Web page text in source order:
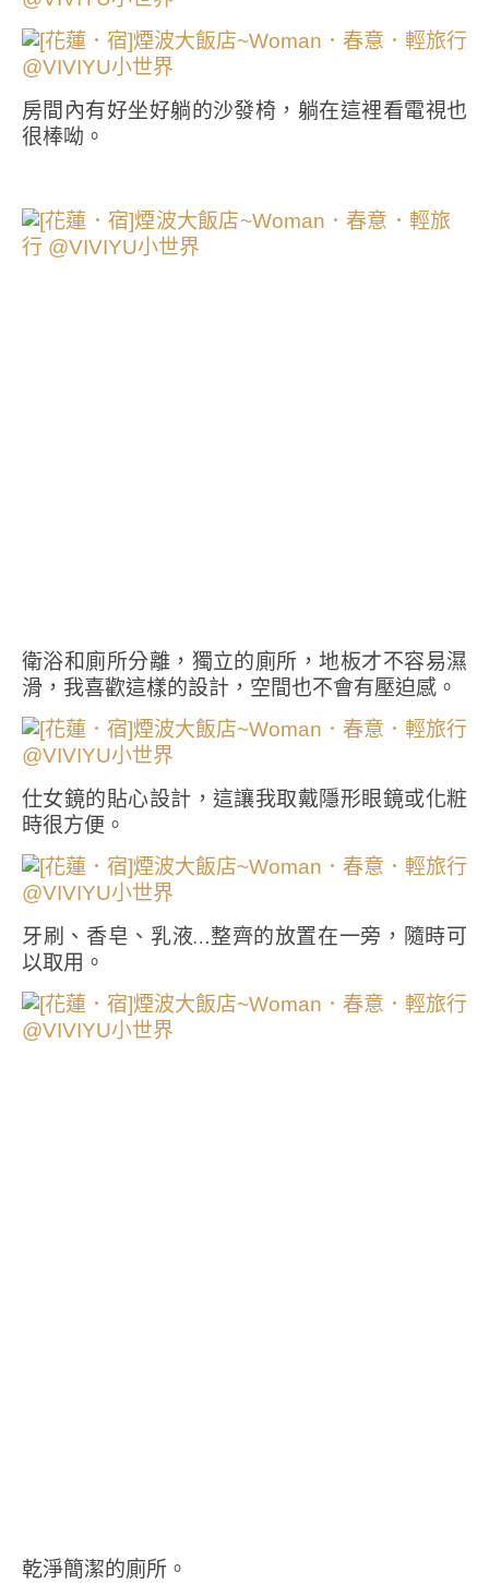
房間內有好坐好躺的沙發椅，躺在這裡看電視也
很棒呦。
衛浴和廁所分離，獨立的廁所，地板才不容易濕
滑，我喜歡這樣的設計，空間也不會有壓迫感。
仕女鏡的貼心設計，這讓我取戴隱形眼鏡或化粧
時很方便。
牙刷、香皂、乳液…整齊的放置在一旁，隨時可
以取用。
乾淨簡潔的廁所。